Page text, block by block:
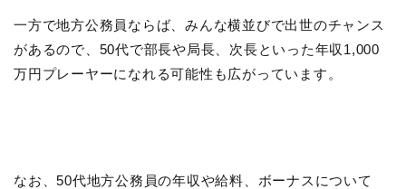
一方で地方公務員ならば、みんな横並びで出世のチャンス
があるので、50代で部長や局長、次長といった年収1,000
万円プレーヤーになれる可能性も広がっています。
なお、50代地方公務員の年収や給料、ボーナスについて